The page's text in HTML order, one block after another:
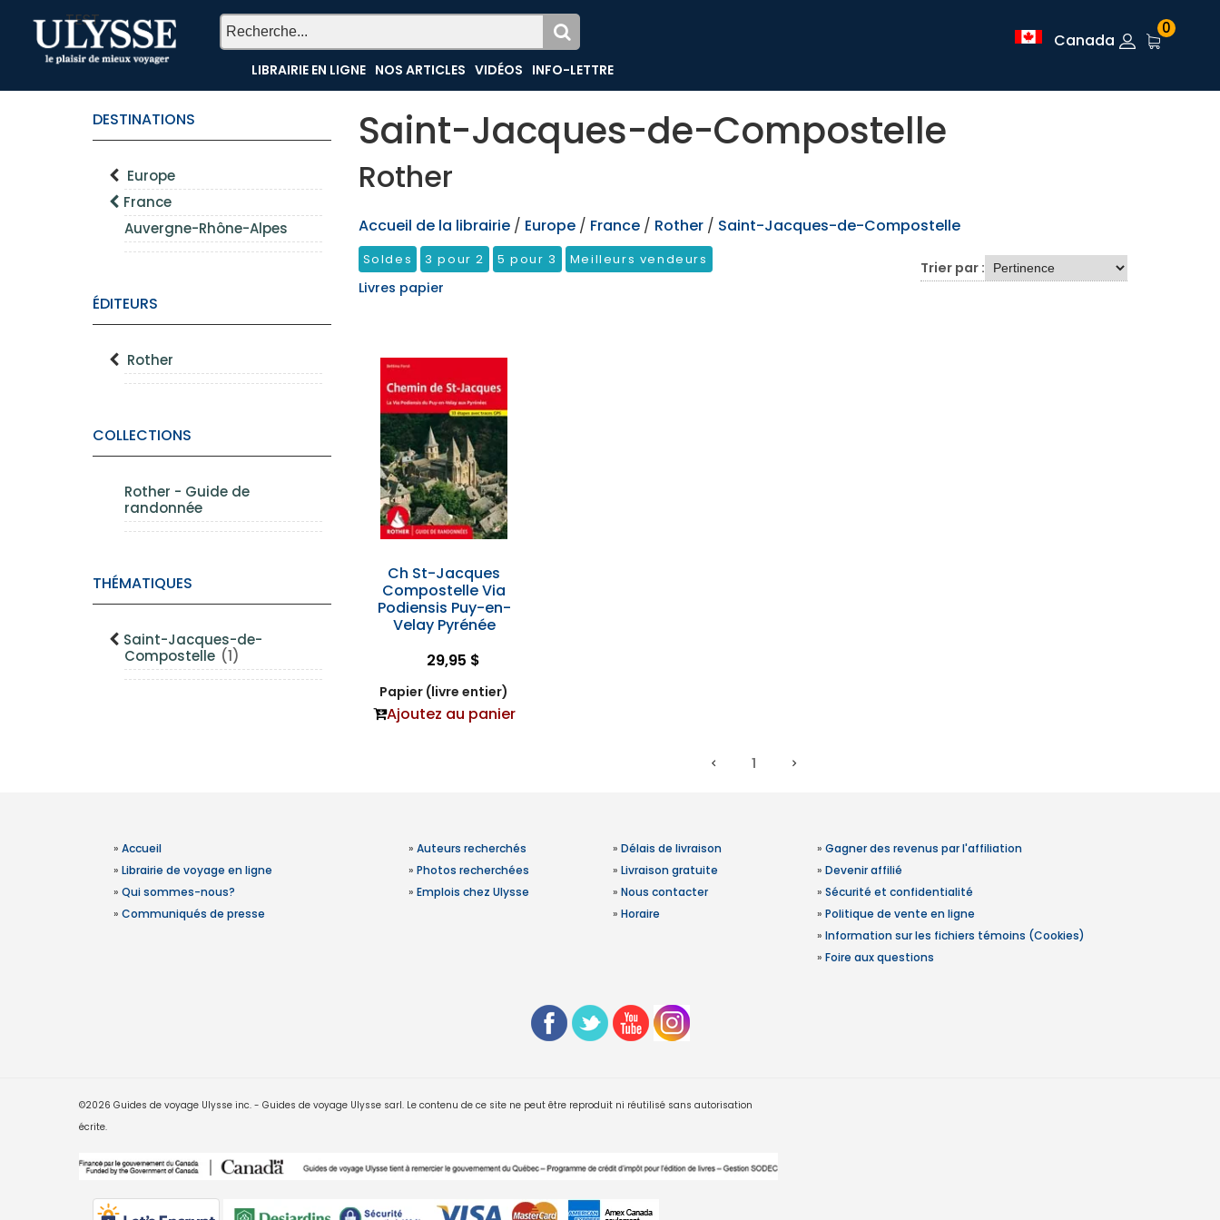
TEST
LIBRAIRIE EN LIGNE NOS ARTICLES VIDÉOS INFO-LETTRE
Canada
0
DESTINATIONS
Europe
France
Auvergne-Rhône-Alpes
ÉDITEURS
Rother
COLLECTIONS
Rother - Guide de
randonnée
THÉMATIQUES
Saint-Jacques-de-
Compostelle (1)
Saint-Jacques-de-Compostelle
Rother
Accueil de la librairie / Europe / France / Rother / Saint-Jacques-de-Compostelle
Soldes 3 pour 2 5 pour 3 Meilleurs vendeurs
Livres papier
Trier par :
Ch St-Jacques
Compostelle Via
Podiensis Puy-en-
Velay Pyrénée
29,95 $
Papier (livre entier)
Ajoutez au panier
1
» Accueil
» Librairie de voyage en ligne
» Qui sommes-nous?
» Communiqués de presse
» Auteurs recherchés
» Photos recherchées
» Emplois chez Ulysse
» Délais de livraison
» Livraison gratuite
» Nous contacter
» Horaire
» Gagner des revenus par l'affiliation
» Devenir affilié
» Sécurité et confidentialité
» Politique de vente en ligne
» Information sur les fichiers témoins (Cookies)
» Foire aux questions
©2026 Guides de voyage Ulysse inc. - Guides de voyage Ulysse sarl. Le contenu de ce site ne peut être reproduit ni réutilisé sans autorisation
écrite.